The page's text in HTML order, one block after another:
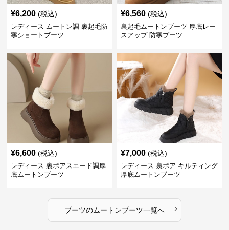
¥6,200 (税込)
レディース ムートン調 裏起毛防
寒ショートブーツ
¥6,560 (税込)
裏起毛ムートンブーツ 厚底レー
スアップ 防寒ブーツ
¥6,600 (税込)
レディース 裏ボアスエード調厚
底ムートンブーツ
¥7,000 (税込)
レディース 裏ボア キルティング
厚底ムートンブーツ
ブーツのムートンブーツ一覧へ ›